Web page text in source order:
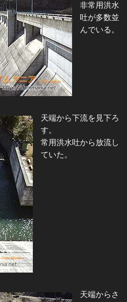
非常用洪水
吐が多数並
んでいる。
天端から下流を見下ろ
す。
常用洪水吐から放流し
ていた。
天端からさ